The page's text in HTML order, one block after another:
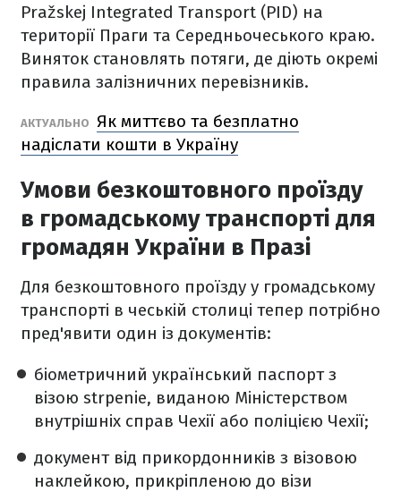
Pražskej Integrated Transport (PID) на
території Праги та Середньочеського краю.
Виняток становлять потяги, де діють окремі
правила залізничних перевізників.
АКТУАЛЬНО Як миттєво та безплатно
надіслати кошти в Україну
Умови безкоштовного проїзду
в громадському транспорті для
громадян України в Празі
Для безкоштовного проїзду у громадському
транспорті в чеській столиці тепер потрібно
пред'явити один із документів:
біометричний український паспорт з
візою strpenie, виданою Міністерством
внутрішніх справ Чехії або поліцією Чехії;
документ від прикордонників з візовою
наклейкою, прикріпленою до візи